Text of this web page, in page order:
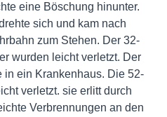
eine Böschung hinunter.
sich und kam nach
zum Stehen. Der 32-
wurden leicht verletzt. Der
in ein Krankenhaus. Die 52-
verletzt. sie erlitt durch
Verbrennungen an den